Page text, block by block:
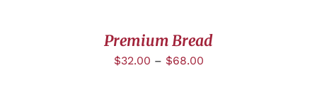
Premium Bread
$32.00 – $68.00